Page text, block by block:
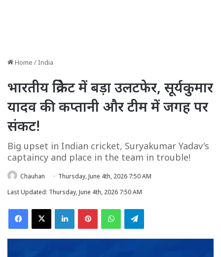
Home /India
भारतीय क्रिकेट में बड़ा उलटफेर, सूर्यकुमार
यादव की कप्तानी और टीम में जगह पर
संकट!
Big upset in Indian cricket, Suryakumar Yadav's
captaincy and place in the team in trouble!
Chauhan
Thursday, June 4th, 2026 7:50 AM
Last Updated: Thursday, June 4th, 2026 7:50 AM
Facebook
X LinkedInPinterestWhatsAppTelegram